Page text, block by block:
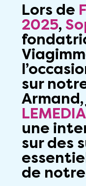
Lors de
2025,
sur
Armand
une
sur des
de